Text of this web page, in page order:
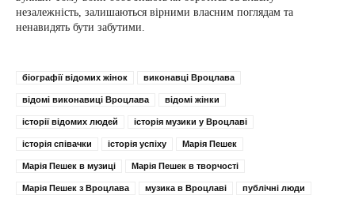
незалежність, залишаються вірними власним поглядам та
ненавидять бути забутими.
біографії відомих жінок виконавці Вроцлава
відомі виконавиці Вроцлава відомі жінки
історії відомих людей історія музики у Вроцлаві
історія співачки історія успіху Марія Пешек
Марія Пешек в музиці Марія Пешек в творчості
Марія Пешек з Вроцлава музика в Вроцлаві публічні люди